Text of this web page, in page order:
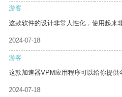
游客
这款软件的设计非常人性化，使用起来
2024-07-18
游客
这款加速器VPM应用程序可以给你提供
2024-07-18